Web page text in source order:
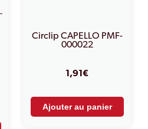
Circlip CAPELLO PMF-
000022
1,91€
Ajouter au panier